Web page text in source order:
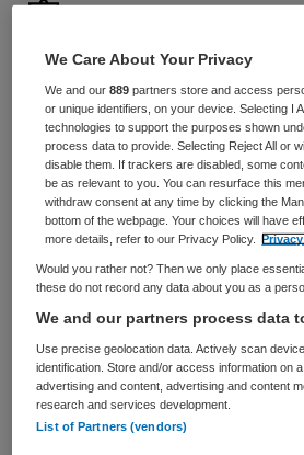
Vaste aanstelling
Jij ziet de mens achter de
goede zorg begint bij betrokken,
ondersteunde collega’s. Met jouw
interesse en verbindende stijl help
teams om samen verder te komen.
P&O-adviseur...
Manager Zorg
Parnassia Groep,Den Haag
We Care About Your Privacy
We and our889 partners store and access
or unique identifiers, on your device. Selecting I
technologies to support the purposes shown
process data to provide. Selecting Reject All or
disable them. If trackers are disabled, some
be as relevant to you. You can resurface this
withdraw consent at any time by clicking the
bottom of the webpage. Your choices will have
more details, refer to our Privacy Policy.
Would you rather not? Then we only place
these do not record any data about you as a
We and our partners process data
Use precise geolocation data. Actively scan
identification. Store and/or access information on
advertising and content, advertising and content
research and services development.
List of Partners (vendors)